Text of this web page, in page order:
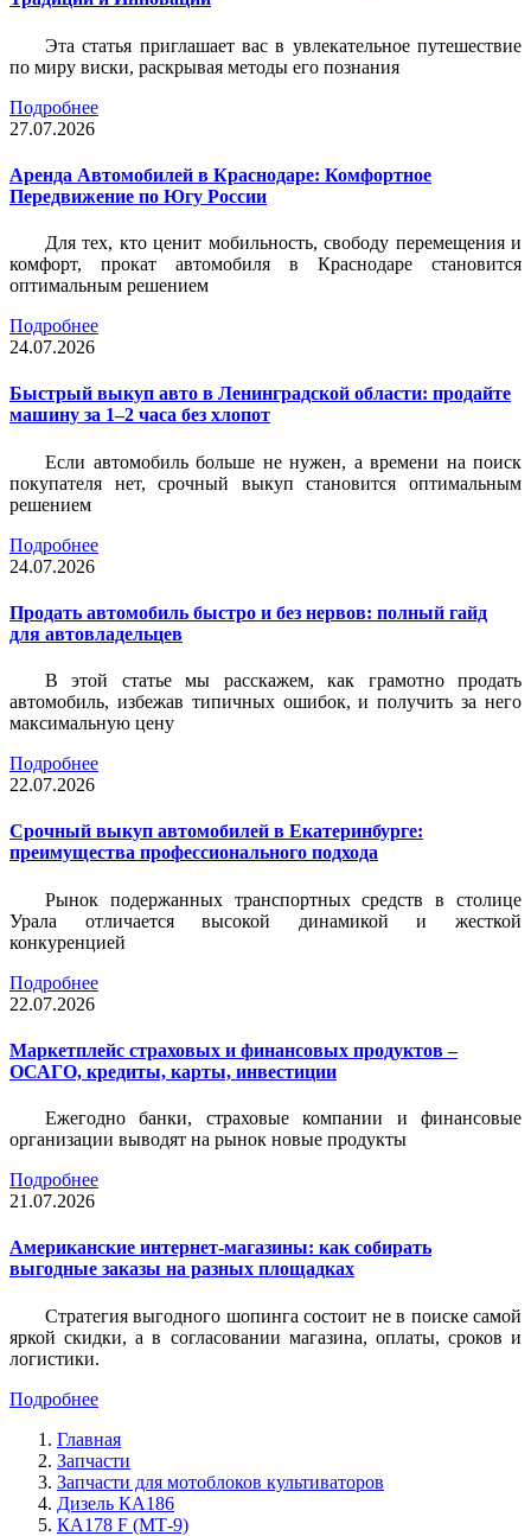
Эта статья приглашает вас в увлекательное путешествие
по миру виски, раскрывая методы его познания
Подробнее
27.07.2026
Аренда Автомобилей в Краснодаре: Комфортное
Передвижение по Югу России
Для тех, кто ценит мобильность, свободу перемещения и
комфорт, прокат автомобиля в Краснодаре становится
оптимальным решением
Подробнее
24.07.2026
Быстрый выкуп авто в Ленинградской области: продайте
машину за 1–2 часа без хлопот
Если автомобиль больше не нужен, а времени на поиск
покупателя нет, срочный выкуп становится оптимальным
решением
Подробнее
24.07.2026
Продать автомобиль быстро и без нервов: полный гайд
для автовладельцев
В этой статье мы расскажем, как грамотно продать
автомобиль, избежав типичных ошибок, и получить за него
максимальную цену
Подробнее
22.07.2026
Срочный выкуп автомобилей в Екатеринбурге:
преимущества профессионального подхода
Рынок подержанных транспортных средств в столице
Урала отличается высокой динамикой и жесткой
конкуренцией
Подробнее
22.07.2026
Маркетплейс страховых и финансовых продуктов –
ОСАГО, кредиты, карты, инвестиции
Ежегодно банки, страховые компании и финансовые
организации выводят на рынок новые продукты
Подробнее
21.07.2026
Американские интернет-магазины: как собирать
выгодные заказы на разных площадках
Стратегия выгодного шопинга состоит не в поиске самой
яркой скидки, а в согласовании магазина, оплаты, сроков и
логистики.
Подробнее
Главная
Запчасти
Запчасти для мотоблоков культиваторов
Дизель КА186
КА178 F (МТ-9)